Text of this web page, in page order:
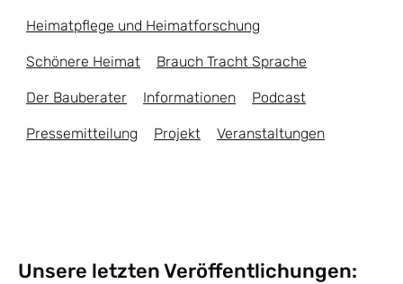
Heimatpflege und Heimatforschung
Schönere Heimat Brauch Tracht Sprache
Der Bauberater Informationen Podcast
Pressemitteilung Projekt Veranstaltungen
Unsere letzten Veröffentlichungen: